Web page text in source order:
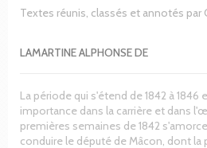
Textes réunis, classés et annotés par
LAMARTINE ALPHONSE DE
La période qui s'étend de 1842 à 1846
importance dans la carrière et dans
premières semaines de 1842
conduire le député de Mâcon, dont